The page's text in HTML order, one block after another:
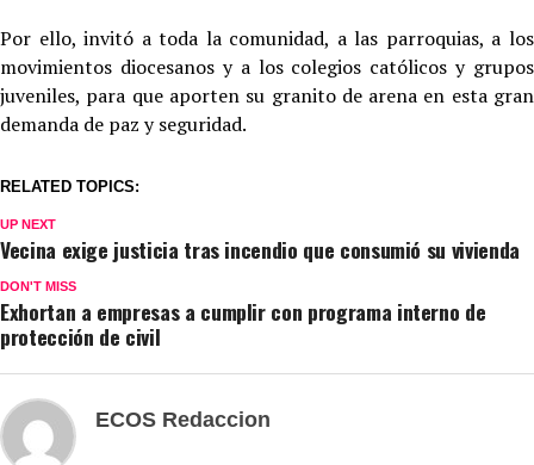
Por ello, invitó a toda la comunidad, a las parroquias, a los
movimientos diocesanos y a los colegios católicos y grupos
juveniles, para que aporten su granito de arena en esta gran
demanda de paz y seguridad.
RELATED TOPICS:
UP NEXT
Vecina exige justicia tras incendio que consumió su vivienda
DON'T MISS
Exhortan a empresas a cumplir con programa interno de
protección de civil
ECOS Redaccion